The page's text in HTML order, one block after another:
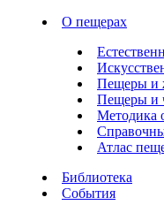
О пещерах
Пещеры и
Пещеры и
Методика
Атлас
Библиотека
События